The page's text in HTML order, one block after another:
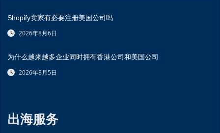
Shopify卖家有必要注册美国公司吗
2026年8月6日
为什么越来越多企业同时拥有香港公司和美国公司
2026年8月5日
出海服务